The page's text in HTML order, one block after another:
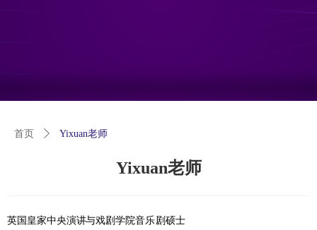
首页 ꄲ Yixuan老师
Yixuan老师
英国皇家中央演讲与戏剧学院音乐剧硕士